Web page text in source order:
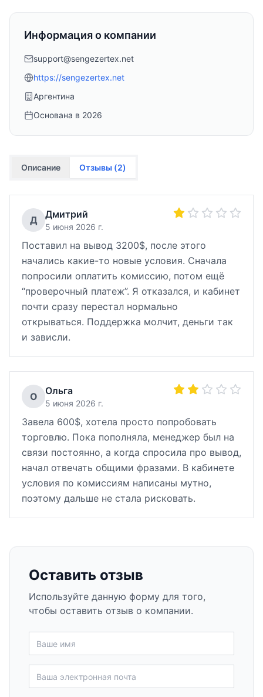
Информация о компании
support@sengezertex.net
https://sengezertex.net
Аргентина
Основана в 2026
Описание Отзывы (2)
Д Дмитрий
5 июня 2026 г.
Поставил на вывод 3200$, после этого
начались какие-то новые условия. Сначала
попросили оплатить комиссию, потом ещё
“проверочный платеж”. Я отказался, и кабинет
почти сразу перестал нормально
открываться. Поддержка молчит, деньги так
и зависли.
О Ольга
5 июня 2026 г.
Завела 600$, хотела просто попробовать
торговлю. Пока пополняла, менеджер был на
связи постоянно, а когда спросила про вывод,
начал отвечать общими фразами. В кабинете
условия по комиссиям написаны мутно,
поэтому дальше не стала рисковать.
Оставить отзыв
Используйте данную форму для того,
чтобы оставить отзыв о компании.